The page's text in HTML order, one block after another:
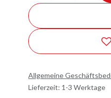
Allgemeine
Lieferzeit: 1-3 Werktage